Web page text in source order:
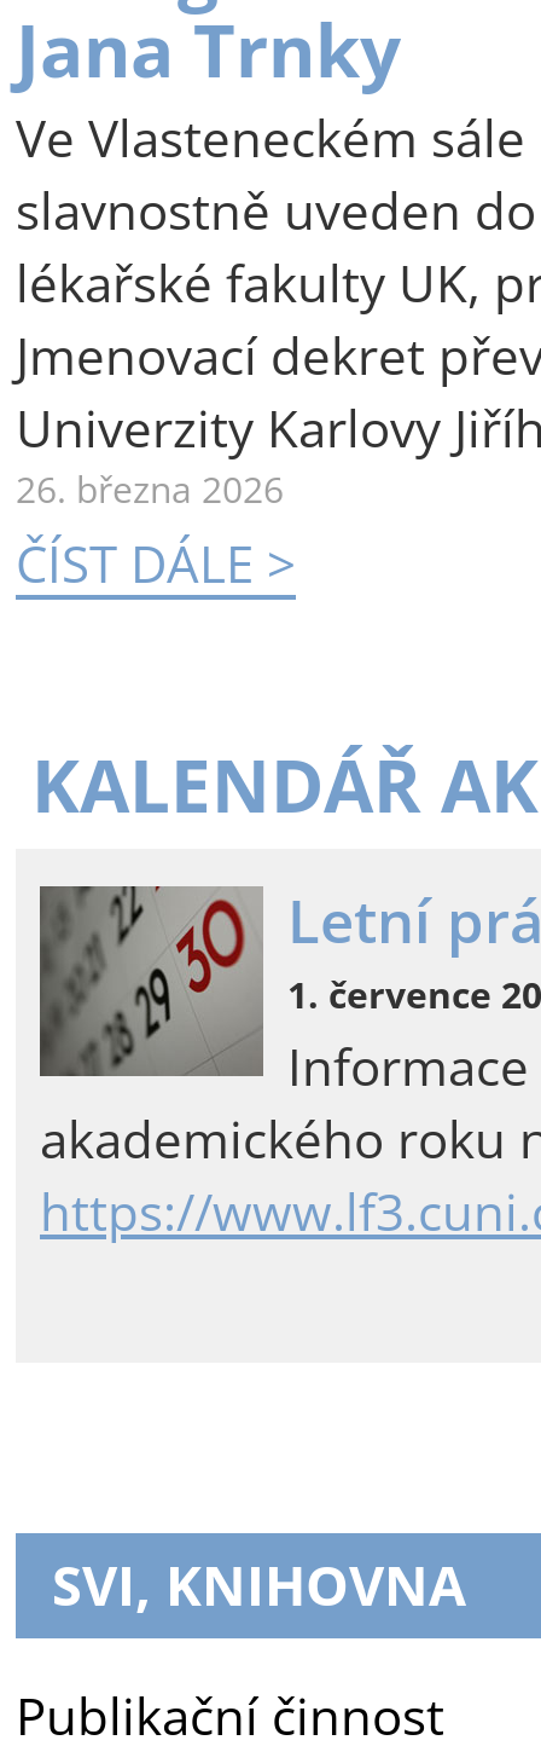
Jana Trnky
Ve Vlasteneckém
slavnostně uveden
lékařské fakulty UK,
Jmenovací dekret
Univerzity Karlovy
26. března 2026
ČÍST DÁLE >
KALENDÁŘ
Letní
1. července
akademického roku
https://
SVI, KNIHOVNA
Publikační činnost